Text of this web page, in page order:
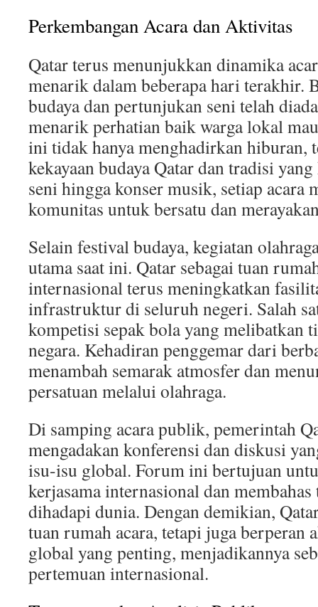
Perkembangan Acara dan Aktivitas
Qatar terus menunjukkan dinamika
menarik dalam beberapa hari terakhir.
budaya dan pertunjukan seni telah
menarik perhatian baik warga lokal
ini tidak hanya menghadirkan hiburan,
kekayaan budaya Qatar dan tradisi
seni hingga konser musik, setiap acara
komunitas untuk bersatu dan
Selain festival budaya, kegiatan
utama saat ini. Qatar sebagai tuan
internasional terus meningkatkan
infrastruktur di seluruh negeri. Salah
kompetisi sepak bola yang melibatkan
negara. Kehadiran penggemar dari
menambah semarak atmosfer dan
persatuan melalui olahraga.
Di samping acara publik, pemerintah
mengadakan konferensi dan diskusi
isu-isu global. Forum ini bertujuan
kerjasama internasional dan
dihadapi dunia. Dengan demikian,
tuan rumah acara, tetapi juga berperan
global yang penting, menjadikannya
pertemuan internasional.